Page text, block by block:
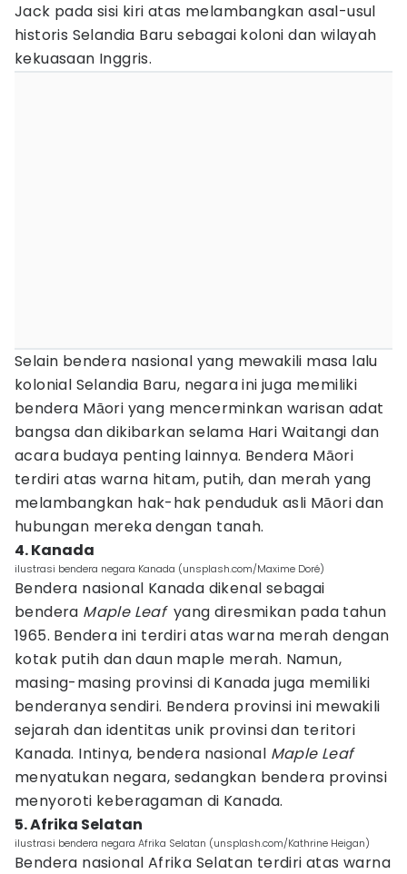
Jack pada sisi kiri atas melambangkan asal-usul
historis Selandia Baru sebagai koloni dan wilayah
kekuasaan Inggris.
Selain bendera nasional yang mewakili masa lalu
kolonial Selandia Baru, negara ini juga memiliki
bendera Māori yang mencerminkan warisan adat
bangsa dan dikibarkan selama Hari Waitangi dan
acara budaya penting lainnya. Bendera Māori
terdiri atas warna hitam, putih, dan merah yang
melambangkan hak-hak penduduk asli Māori dan
hubungan mereka dengan tanah.
4. Kanada
ilustrasi bendera negara Kanada (unsplash.com/Maxime Doré)
Bendera nasional Kanada dikenal sebagai
bendera Maple Leafyang diresmikan pada tahun
1965. Bendera ini terdiri atas warna merah dengan
kotak putih dan daun maple merah. Namun,
masing-masing provinsi di Kanada juga memiliki
benderanya sendiri. Bendera provinsi ini mewakili
sejarah dan identitas unik provinsi dan teritori
Kanada. Intinya, bendera nasional Maple Leaf
menyatukan negara, sedangkan bendera provinsi
menyoroti keberagaman di Kanada.
5. Afrika Selatan
ilustrasi bendera negara Afrika Selatan (unsplash.com/Kathrine Heigan)
Bendera nasional Afrika Selatan terdiri atas warna